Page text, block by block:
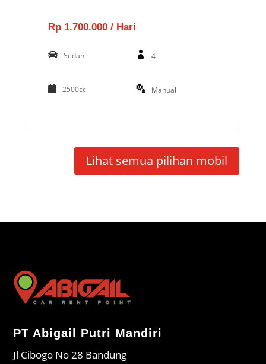
Rp 1.700.000 / Hari
Sedan 4
2500cc Manual
Lihat semua pilihan mobil
PT Abigail Putri Mandiri
Jl Cibogo No 28 Bandung